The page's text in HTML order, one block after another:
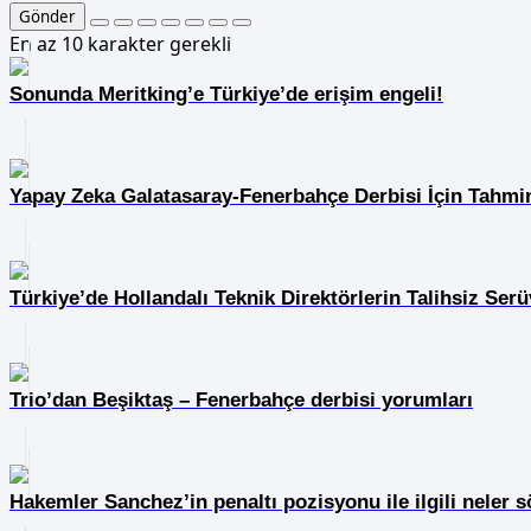
Gönder
En az 10 karakter gerekli
Sonunda Meritking’e Türkiye’de erişim engeli!
Yapay Zeka Galatasaray-Fenerbahçe Derbisi İçin
Türkiye’de Hollandalı Teknik Direktörlerin Talihsiz
Trio’dan Beşiktaş – Fenerbahçe derbisi yorumları
Hakemler Sanchez’in penaltı pozisyonu ile ilgili neler